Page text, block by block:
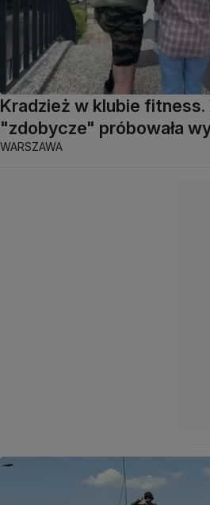
Kradzież w klubie fitness.
"zdobycze" próbowała
WARSZAWA